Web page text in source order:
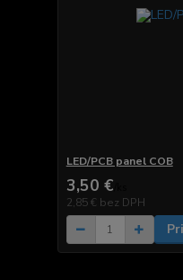
LED/PCB panel COB
3,50 €
2,85 € bez DPH